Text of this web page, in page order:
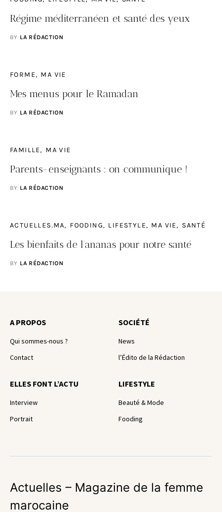
Régime méditerranéen et santé des yeux
BY LA RÉDACTION
FORME MA VIE
Mes menus pour le Ramadan
BY LA RÉDACTION
FAMILLE MA VIE
Parents-enseignants : on communique !
BY LA RÉDACTION
ACTUELLES.MA FOODING LIFESTYLE MA VIE SANTÉ
Les bienfaits de l’ananas pour notre santé
BY LA RÉDACTION
A PROPOS
Qui sommes-nous ?
Contact
SOCIÉTÉ
News
l’Édito de la Rédaction
ELLES FONT L’ACTU
Interview
Portrait
LIFESTYLE
Beauté & Mode
Fooding
Actuelles – Magazine de la femme
marocaine